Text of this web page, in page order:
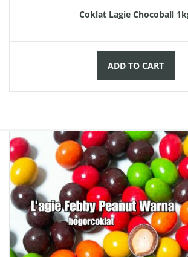
Coklat Lagie Chocoball
ADD TO CART